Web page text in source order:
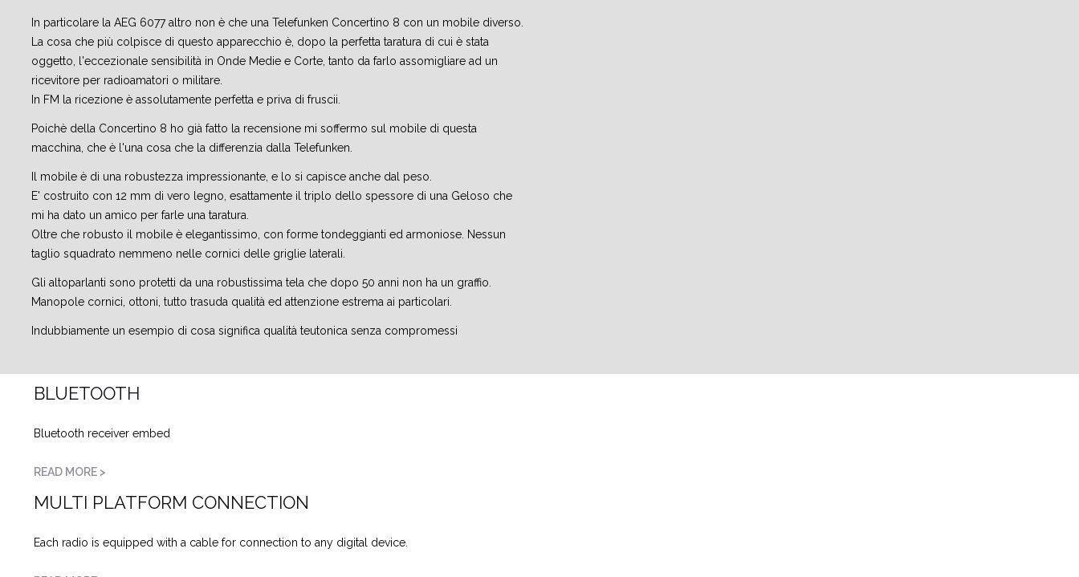
In particolare la AEG 6077 altro non è che una Telefunken Concertino 8 con un mobile diverso.
La cosa che più colpisce di questo apparecchio è, dopo la perfetta taratura di cui è stata
oggetto, l'eccezionale sensibilità in Onde Medie e Corte, tanto da farlo assomigliare ad un
ricevitore per radioamatori o militare.
In FM la ricezione è assolutamente perfetta e priva di fruscii.
Poichè della Concertino 8 ho già fatto la recensione mi soffermo sul mobile di questa
macchina, che è l'una cosa che la differenzia dalla Telefunken.
Il mobile è di una robustezza impressionante, e lo si capisce anche dal peso.
E' costruito con 12 mm di vero legno, esattamente il triplo dello spessore di una Geloso che
mi ha dato un amico per farle una taratura.
Oltre che robusto il mobile è elegantissimo, con forme tondeggianti ed armoniose. Nessun
taglio squadrato nemmeno nelle cornici delle griglie laterali.
Gli altoparlanti sono protetti da una robustissima tela che dopo 50 anni non ha un graffio.
Manopole cornici, ottoni, tutto trasuda qualità ed attenzione estrema ai particolari.
Indubbiamente un esempio di cosa significa qualità teutonica senza compromessi
BLUETOOTH
Bluetooth receiver embed
READ MORE >
MULTI PLATFORM CONNECTION
Each radio is equipped with a cable for connection to any digital device.